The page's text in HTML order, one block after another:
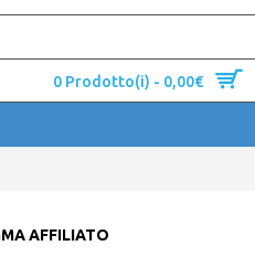
0 Prodotto(i) - 0,00€
AFFILIATO